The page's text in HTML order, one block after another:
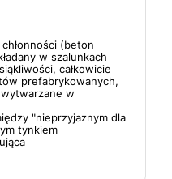
(beton
w szalunkach
całkowicie
prefabrykowanych,
w
"nieprzyjaznym dla
tynkiem